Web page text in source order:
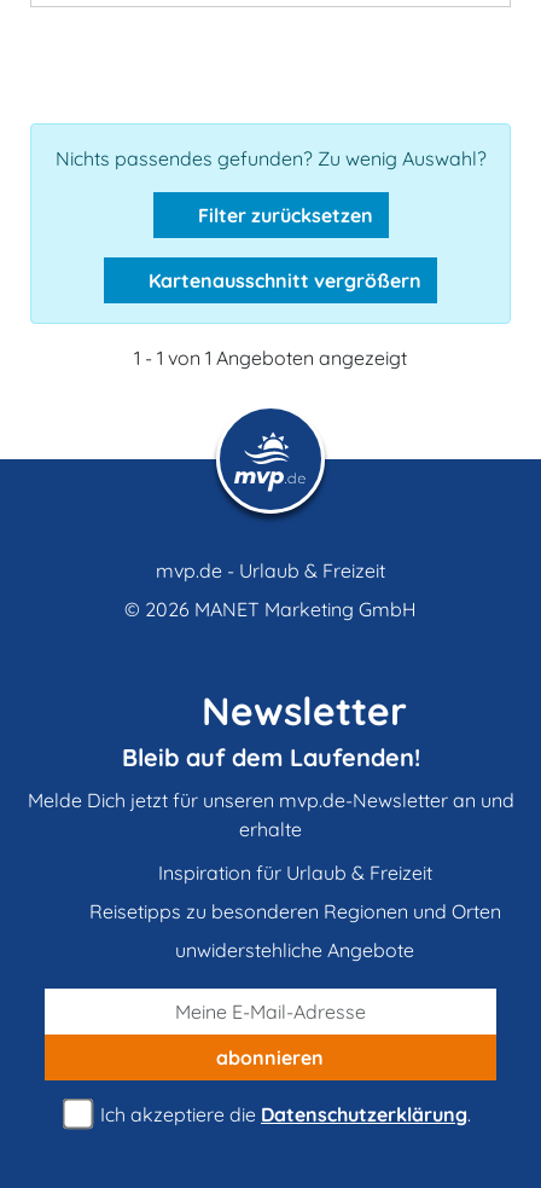
Nichts passendes gefunden? Zu wenig Auswahl?
Filter zurücksetzen
Kartenausschnitt vergrößern
1 - 1 von 1 Angeboten angezeigt
mvp.de - Urlaub & Freizeit
© 2026 MANET Marketing GmbH
Newsletter
Bleib auf dem Laufenden!
Melde Dich jetzt für unseren mvp.de-Newsletter an und
erhalte
Inspiration für Urlaub & Freizeit
Reisetipps zu besonderen Regionen und Orten
unwiderstehliche Angebote
abonnieren
Ich akzeptiere die Datenschutzerklärung.